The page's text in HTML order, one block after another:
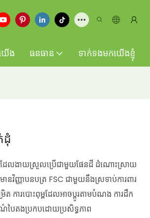
ើង ធនធាន ទាក់ទងមកយើងខ្ញុំ
ដុំ
យដែលងាយស្រួលប្រើជាមួយផែនដី ដំណោះស្រាយ
វិញ្ញាបនបត្រ FSC ជាមួយនឹងស្រទាប់ការពារ
ការបោះពុម្ពដែលអាចប្ដូរតាមបំណង ការដឹក
ពណ៌បៃតងប្រកបដោយប្រសិទ្ធភាព